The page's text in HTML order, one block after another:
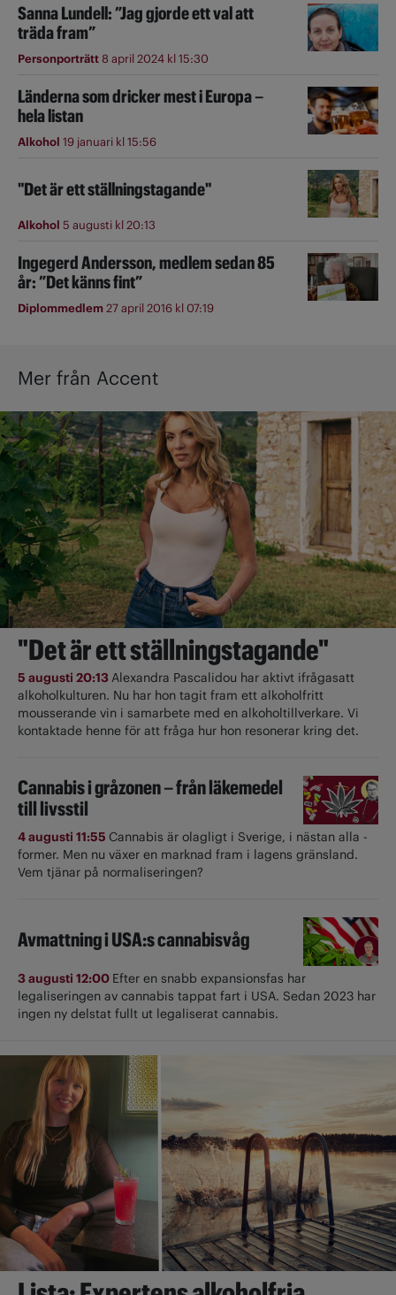
Sanna Lundell: ”Jag gjorde ett val att
träda fram”
Personporträtt8 april 2024 kl 15:30
Länderna som dricker mest i Europa –
hela listan
Alkohol 19 januari kl 15:56
"Det är ett ställningstagande"
Alkohol 5 augusti kl 20:13
Ingegerd Andersson, medlem sedan 85
år: ”Det känns fint”
Diplommedlem27 april 2016 kl 07:19
Mer från Accent
"Det är ett ställningstagande"
5 augusti 20:13 Alexandra Pascalidou har aktivt ifrågasatt
alkoholkulturen. Nu har hon tagit fram ett alkoholfritt
mousserande vin i samarbete med en alkoholtillverkare. Vi
kontaktade henne för att fråga hur hon resonerar kring det.
Cannabis i gråzonen – från läkemedel
till livsstil
4 augusti 11:55 Cannabis är olagligt i ­Sverige, i nästan alla ­
former. Men nu växer en marknad fram i lagens gränsland.
Vem tjänar på normaliseringen?
Avmattning i USA:s cannabisvåg
3 augusti 12:00 Efter en snabb expansionsfas har
legaliseringen av cannabis tappat fart i USA. Sedan 2023 har
ingen ny delstat fullt ut ­legaliserat cannabis.